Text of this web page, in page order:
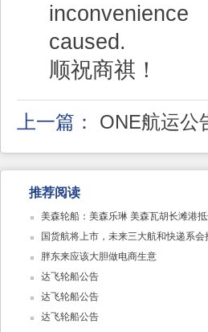
inconvenience
caused.
顺祝商祺！
上一篇： ONE航运公
推荐阅读
美森轮船：美森乐琳 美森瓦胡长滩港
国货航将上市，未来三大航和快递系会
胖东来应该大胆做电商生意
达飞轮船公告
达飞轮船公告
达飞轮船公告